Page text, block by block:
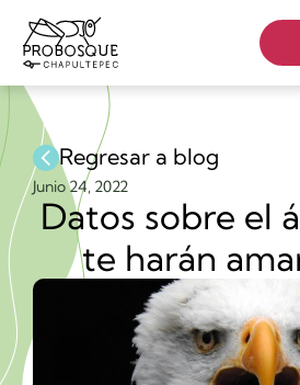
Regresar a blog
Junio 24, 2022
Datos sobre el
te harán